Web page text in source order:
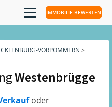
IMMOBILIE BEWERTEN
VORPOMMERN >
Westenbrügge
oder